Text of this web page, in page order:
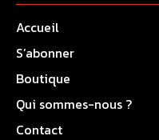
Accueil
S’abonner
Boutique
Qui sommes-nous ?
Contact